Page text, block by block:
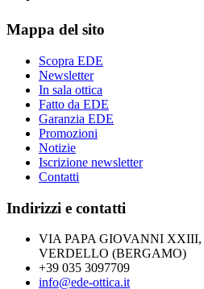
Mappa del sito
Scopra EDE
Newsletter
In sala ottica
Fatto da EDE
Garanzia EDE
Promozioni
Notizie
Iscrizione newsletter
Contatti
Indirizzi e contatti
VIA PAPA GIOVANNI XXIII,
VERDELLO (BERGAMO)
+39 035 3097709
info@ede-ottica.it